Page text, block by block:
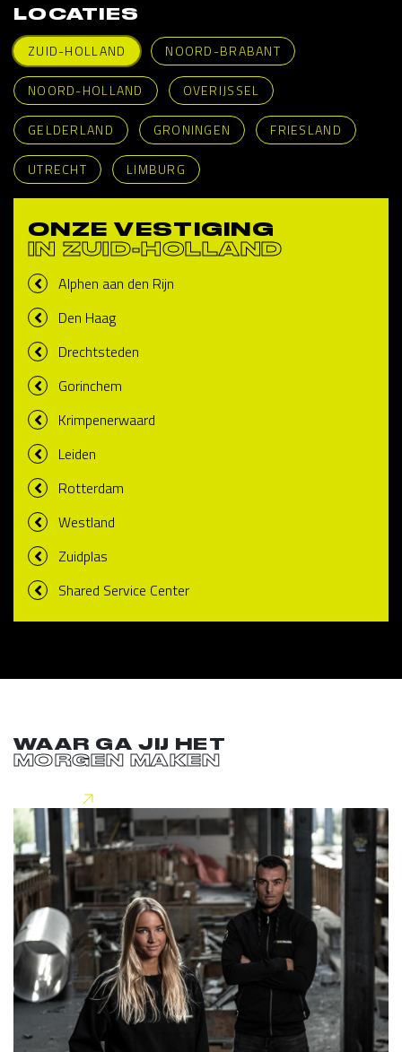
LOCATIES
ZUID-HOLLAND
NOORD-BRABANT
NOORD-HOLLAND OVERIJSSEL
GELDERLAND GRONINGEN FRIESLAND
UTRECHT LIMBURG
ONZE VESTIGING
IN ZUID-HOLLAND
Alphen aan den Rijn
Den Haag
Drechtsteden
Gorinchem
Krimpenerwaard
Leiden
Rotterdam
Westland
Zuidplas
Shared Service Center
WAAR GA JIJ HET
MORGEN MAKEN